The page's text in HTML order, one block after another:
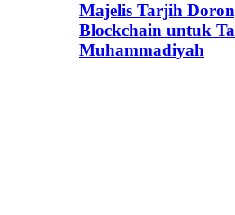
Majelis Tarjih
Blockchain untuk
Muhammadiyah